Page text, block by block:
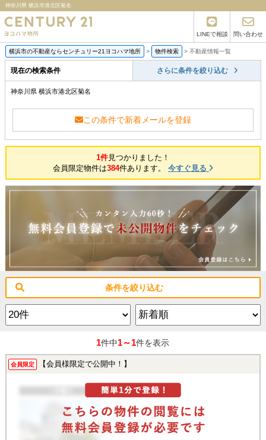
神奈川県 横浜市港北区菊名
LINEで相談 問い合わせ
横浜市の不動産ならセンチュリー21ヨコハマ地所 > 物件検索 > 不動産情報一覧
現在の検索条件 さらに条件を絞り込む
神奈川県 横浜市港北区菊名
この条件で新着メールを登録
1件見つかりました！
会員限定物件は384件あります。 今すぐ見る
条件を絞り込む
1件中1～1件を表示
会員限定 【会員様限定で公開中！】